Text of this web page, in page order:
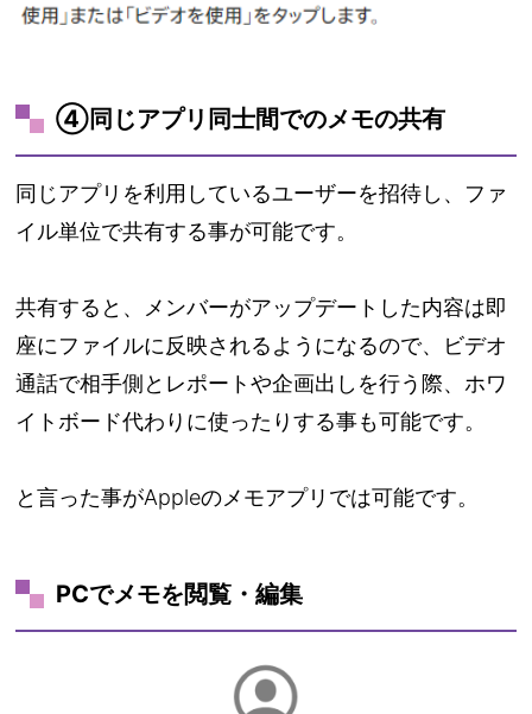
④同じアプリ同士間でのメモの共有
同じアプリを利用しているユーザーを招待し、ファ
イル単位で共有する事が可能です。
共有すると、メンバーがアップデートした内容は即
座にファイルに反映されるようになるので、ビデオ
通話で相手側とレポートや企画出しを行う際、ホワ
イトボード代わりに使ったりする事も可能です。
と言った事がAppleのメモアプリでは可能です。
PCでメモを閲覧・編集